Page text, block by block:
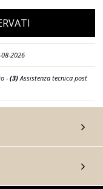
2026
-(3)Assistenza tecnica post